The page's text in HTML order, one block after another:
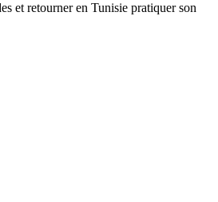
et retourner en Tunisie pratiquer son